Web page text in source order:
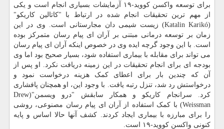
برای توسعه واکسن کووید-۱۹ آزمایشات بسیاری انجام است و یکی
از مهم ترین تحقیقات انجام شده در ارتباط با "کاتالین کاریکو"
(Katalin Karikó) زیست شیمی دان مجارستانی است. وی در این
زمان بر توسعه درمانی مبتنی بر آران ای پیام رسان متمرکز بوده
است. با این وجود گرچه ایده وی در خصوص اینکه آران ای پیام رسان
می تواند برای مقابله با بیماری استفاده شود، بسیار صحیح بود اما وی
بودجه ای برای انجام تحقیقات در این زمینه دریافت نکرد. او پس از
آن که چندین بار برای اعطای کمک هزینه درخواست نمود و
درخواستش رد شد، تنزل رتبه یافت. با وجود این، او همچنان پافشاری
کرد. سرانجام کاریکو و همکار سابقش "درو ویسمن"(Drew
Weissman) با کمک استفاده از آران ای پیام رسان مصنوعی، روشی
را برای مبارزه با بیماری ایجاد کردند. کشف آنها حالا اساس و پایه
کنونی واکسن کووید-۱۹ است.